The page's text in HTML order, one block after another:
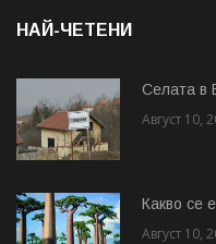
НАЙ-ЧЕТЕНИ
Cелата в
Август 10,
Какво се
Август 10,